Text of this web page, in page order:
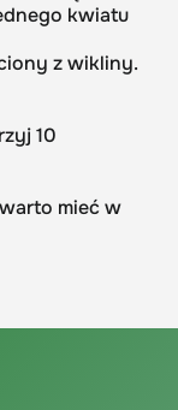
kwiatu
z wikliny.
10
mieć w